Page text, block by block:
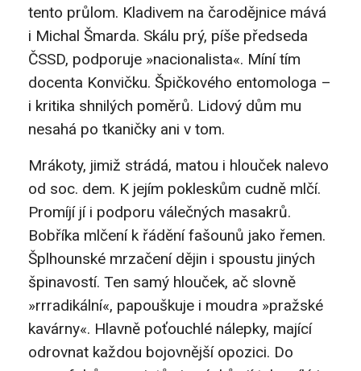
tento průlom. Kladivem na čarodějnice mává
i Michal Šmarda. Skálu prý, píše předseda
ČSSD, podporuje »nacionalista«. Míní tím
docenta Konvičku. Špičkového entomologa –
i kritika shnilých poměrů. Lidový dům mu
nesahá po tkaničky ani v tom.
Mrákoty, jimiž strádá, matou i hlouček nalevo
od soc. dem. K jejím pokleskům cudně mlčí.
Promíjí jí i podporu válečných masakrů.
Bobříka mlčení k řádění fašounů jako řemen.
Šplhounské mrzačení dějin i spoustu jiných
špinavostí. Ten samý hlouček, ač slovně
»rrradikální«, papouškuje i moudra »pražské
kavárny«. Hlavně poťouchlé nálepky, mající
odrovnat každou bojovnější opozici. Do